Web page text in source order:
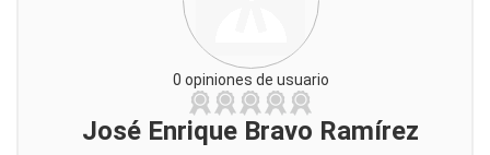
0 opiniones de usuario
José Enrique Bravo Ramírez